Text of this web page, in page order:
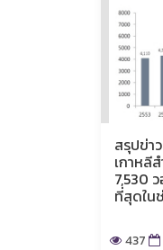
สรุปข่า
เกาหลี
7,530
ที่สุดใน
437